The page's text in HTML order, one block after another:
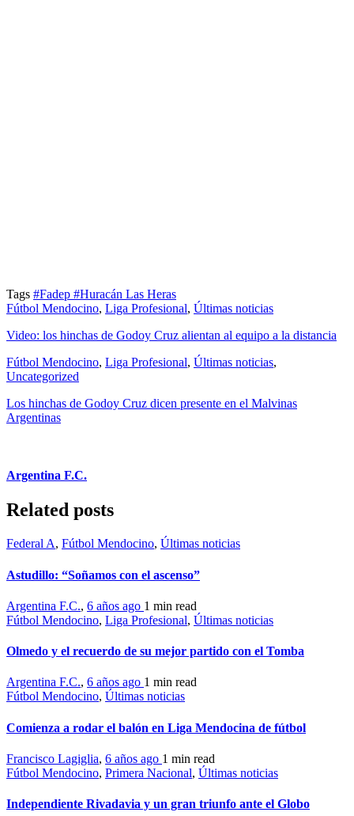
Tags #Fadep #Huracán Las Heras
Fútbol Mendocino, Liga Profesional, Últimas noticias
Video: los hinchas de Godoy Cruz alientan al equipo a la distancia
Fútbol Mendocino, Liga Profesional, Últimas noticias,
Uncategorized
Los hinchas de Godoy Cruz dicen presente en el Malvinas
Argentinas
Argentina F.C.
Related posts
Federal A, Fútbol Mendocino, Últimas noticias
Astudillo: “Soñamos con el ascenso”
Argentina F.C., 6 años ago 1 min read
Fútbol Mendocino, Liga Profesional, Últimas noticias
Olmedo y el recuerdo de su mejor partido con el Tomba
Argentina F.C., 6 años ago 1 min read
Fútbol Mendocino, Últimas noticias
Comienza a rodar el balón en Liga Mendocina de fútbol
Francisco Lagiglia, 6 años ago 1 min read
Fútbol Mendocino, Primera Nacional, Últimas noticias
Independiente Rivadavia y un gran triunfo ante el Globo